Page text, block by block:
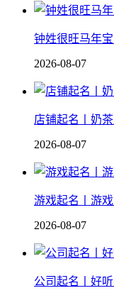
钟姓很旺马年
2026-08-07
店铺起名丨奶
2026-08-07
游戏起名丨游
2026-08-07
公司起名丨好